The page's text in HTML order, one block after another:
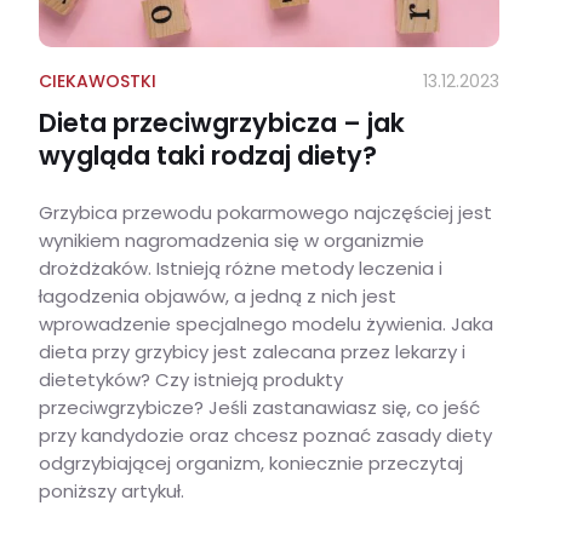
CIEKAWOSTKI 13.12.2023
Dieta przeciwgrzybicza – jak
wygląda taki rodzaj diety?
Grzybica przewodu pokarmowego najczęściej jest
wynikiem nagromadzenia się w organizmie
drożdżaków. Istnieją różne metody leczenia i
łagodzenia objawów, a jedną z nich jest
wprowadzenie specjalnego modelu żywienia. Jaka
dieta przy grzybicy jest zalecana przez lekarzy i
dietetyków? Czy istnieją produkty
przeciwgrzybicze? Jeśli zastanawiasz się, co jeść
przy kandydozie oraz chcesz poznać zasady diety
odgrzybiającej organizm, koniecznie przeczytaj
poniższy artykuł.